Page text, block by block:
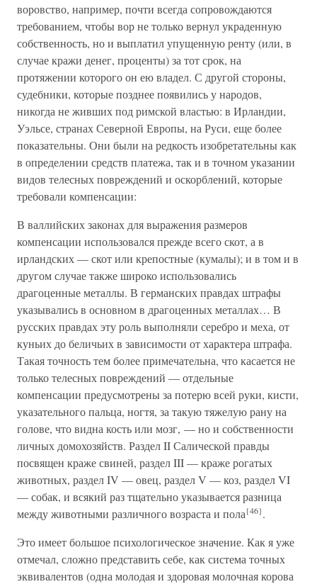
воровство, например, почти всегда сопровождаются
требованием, чтобы вор не только вернул украденную
собственность, но и выплатил упущенную ренту (или, в
случае кражи денег, проценты) за тот срок, на
протяжении которого он ею владел. С другой стороны,
судебники, которые позднее появились у народов,
никогда не живших под римской властью: в Ирландии,
Уэльсе, странах Северной Европы, на Руси, еще более
показательны. Они были на редкость изобретательны как
в определении средств платежа, так и в точном указании
видов телесных повреждений и оскорблений, которые
требовали компенсации:
В валлийских законах для выражения размеров
компенсации использовался прежде всего скот, а в
ирландских — скот или крепостные (кумалы); и в том и в
другом случае также широко использовались
драгоценные металлы. В германских правдах штрафы
указывались в основном в драгоценных металлах… В
русских правдах эту роль выполняли серебро и меха, от
куньих до беличьих в зависимости от характера штрафа.
Такая точность тем более примечательна, что касается не
только телесных повреждений — отдельные
компенсации предусмотрены за потерю всей руки, кисти,
указательного пальца, ногтя, за такую тяжелую рану на
голове, что видна кость или мозг, — но и собственности
личных домохозяйств. Раздел II Салической правды
посвящен краже свиней, раздел III — краже рогатых
животных, раздел IV — овец, раздел V — коз, раздел VI
— собак, и всякий раз тщательно указывается разница
между животными различного возраста и пола{46}.
Это имеет большое психологическое значение. Как я уже
отмечал, сложно представить себе, как система точных
эквивалентов (одна молодая и здоровая молочная корова